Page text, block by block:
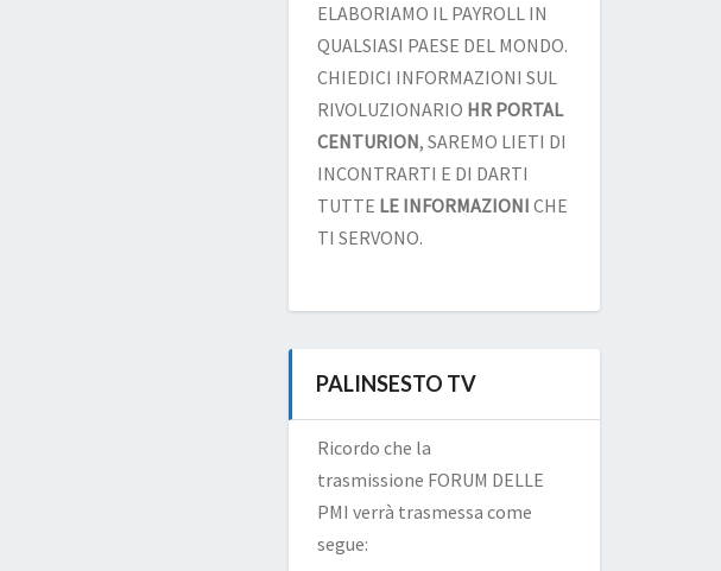
ELABORIAMO IL PAYROLL IN
QUALSIASI PAESE DEL MONDO.
CHIEDICI INFORMAZIONI SUL
RIVOLUZIONARIO HR PORTAL
CENTURION, SAREMO LIETI DI
INCONTRARTI E DI DARTI
TUTTE LE INFORMAZIONI CHE
TI SERVONO.
PALINSESTO TV
Ricordo che la
trasmissione FORUM DELLE
PMI verrà trasmessa come
segue: